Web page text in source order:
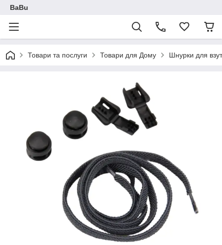
BaBu
Товари та послуги Товари для Дому Шнурки для